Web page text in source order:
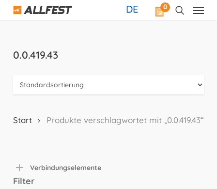
Skip
0
DE
0.0.419.43
Start Produkte verschlagwortet mit „0.0.419.43“
Verbindungselemente
Filter